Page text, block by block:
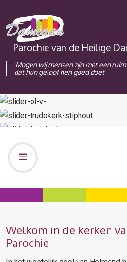
Parochie van de Heilige
'Mogen wij mensen zijn met een
dat hun geloof hen goed doet'
Welkom in de kerken
Parochie